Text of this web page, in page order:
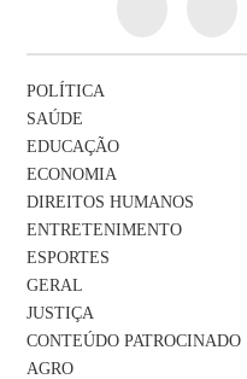
POLÍTICA
SAÚDE
EDUCAÇÃO
ECONOMIA
DIREITOS HUMANOS
ENTRETENIMENTO
ESPORTES
GERAL
JUSTIÇA
CONTEÚDO PATROCINADO
AGRO